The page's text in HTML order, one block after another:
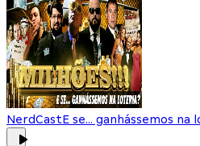
NerdCastE se... ganhássemos na